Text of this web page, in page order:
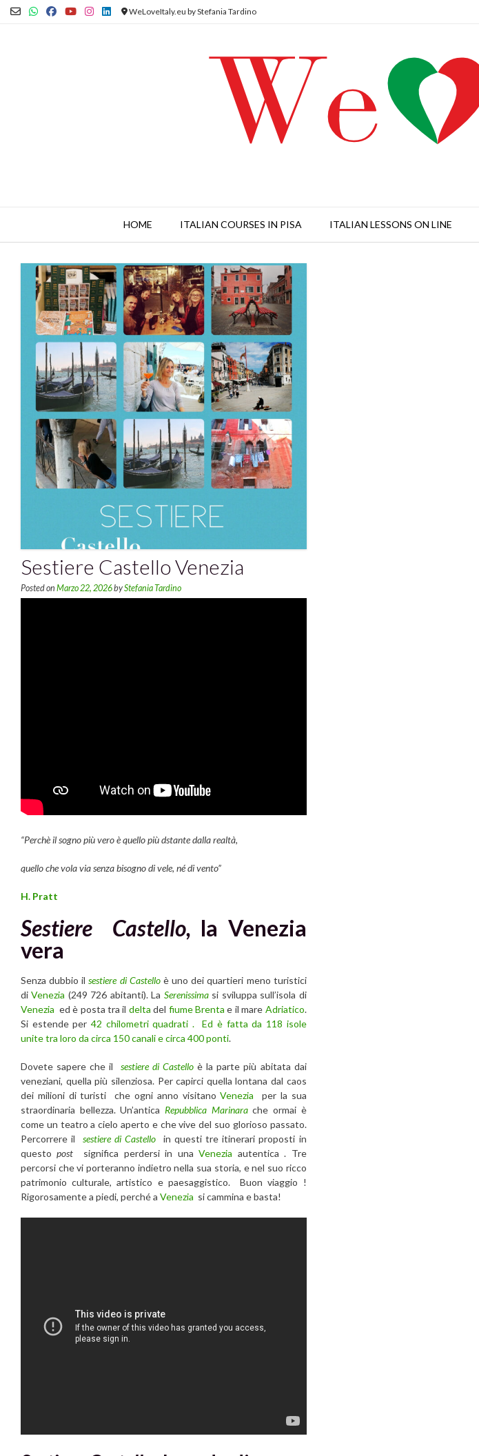
Skip
WeLoveItaly.eu by Stefania Tardino
HOME ITALIAN COURSES IN PISA ITALIAN LESSONS ON LINE
Sestiere Castello Venezia
Posted on Marzo 22, 2026byStefania Tardino
“Perchè il sogno più vero è quello più dstante dalla realtà,
quello che vola via senza bisogno di vele, né di vento”
H. Pratt
Sestiere Castello, la Venezia
vera
Senza dubbio ilsestiere di Castelloè uno dei quartieri meno turistici
diVenezia (249 726 abitanti). La Serenissimasi sviluppa sull’isola di
Venezia ed è posta tra il delta del fiume Brenta e il mare Adriatico.
Si estende per 42 chilometri quadrati . Ed è fatta da 118 isole
unite tra loro da circa 150 canali e circa 400 ponti.
Dovete sapere che il sestiere di Castelloè la parte più abitata dai
veneziani, quella più silenziosa. Per capirci quella lontana dal caos
dei milioni di turisti che ogni anno visitanoVenezia per la sua
straordinaria bellezza. Un’antica Repubblica Marinarache ormai è
come un teatro a cielo aperto e che vive del suo glorioso passato.
Percorrere il sestiere di Castello in questi tre itinerari proposti in
questopost significa perdersi in unaVenezia autentica . Tre
percorsi che vi porteranno indietro nella sua storia, e nel suo ricco
patrimonio culturale, artistico e paesaggistico. Buon viaggio !
Rigorosamente a piedi, perché a Venezia si cammina e basta!